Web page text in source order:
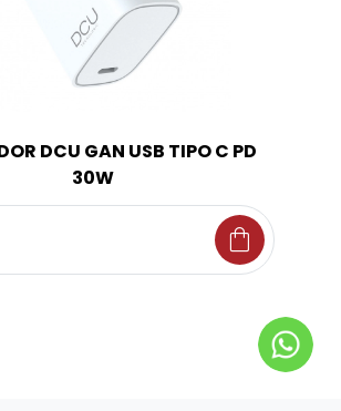
DCU GAN USB TIPO C PD
30W
shopping_bag